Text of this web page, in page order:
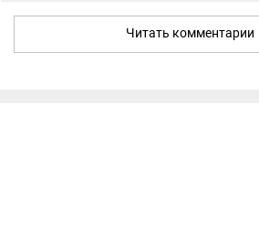
Читать комментарии